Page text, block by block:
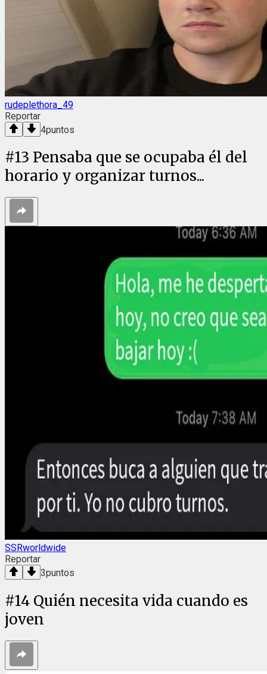
rudeplethora_49
Reportar
4puntos
#13 Pensaba que se ocupaba él del
horario y organizar turnos...
SSRworldwide
Reportar
3puntos
#14 Quién necesita vida cuando es
joven